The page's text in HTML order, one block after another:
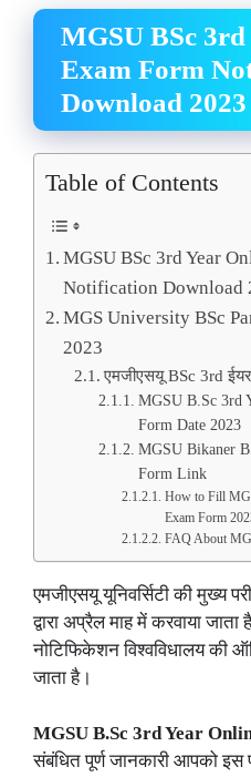
MGSU BSc
Exam Form
Download 2023
Table of Contents
MGSU BSc 3rd Year
Notification Download
MGS University BSc
2023
एमजीएसयू BSc 3rd ईयर
MGSU B.Sc 3rd
Form Date 2023
MGSU Bikaner
Form Link
How to Fill
Exam Form
FAQ About
एमजीएसयू यूनिवर्सिटी की मुख्य
द्वारा अप्रैल माह में करवाया
नोटिफिकेशन विश्वविधालय की
जाता है।
MGSU B.Sc 3rd Year
संबंधित पूर्ण जानकारी आपको इस